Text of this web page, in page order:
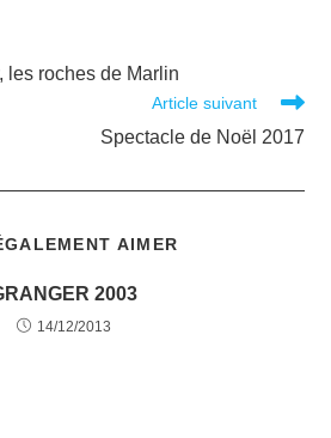
les roches de Marlin
Article suivant
Spectacle de Noël 2017
AIMER
2003
14/12/2013